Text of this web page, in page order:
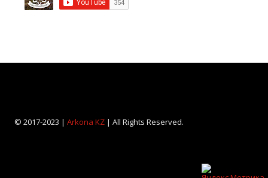
© 2017-2023 | Arkona KZ| All Rights Reserved.